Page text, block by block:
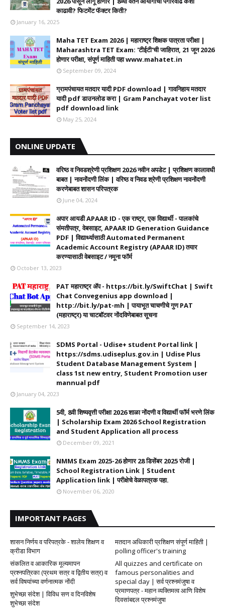
काढावी? फिटमेंट फॅक्टर किती?
January 16, 2025
Maha TET Exam 2026 | महाराष्ट्र शिक्षक पात्रता परीक्षा |
Maharashtra TET Exam: 'टीईटी'ची जाहिरात, 21 जून 2026
होणार परीक्षा, संपूर्ण माहिती पहा www.mahatet.in
September 09, 2024
ग्रामपंचायत मतदार यादी PDF download | गावनिहाय मतदार
यादी pdf डाउनलोड करा | Gram Panchayat voter list
pdf download link
May 25, 2024
ONLINE UPDATE
वरिष्ठ व निवडश्रेणी प्रशिक्षण 2026 नवीन अपडेट | प्रशिक्षण कालावधी‌
बाबत | नावनोंदणी लिंक | वरिष्ठ व निवड श्रेणी प्रशिक्षण नावनोंदणी
करणेबाबत शासन परिपत्रक
June 04, 2024
अपार आयडी APAAR ID - एक राष्ट्र, एक विद्यार्थी - पालकांचे
संमतीपत्र, वेबसाइट, APAAR ID Generation Guidance
PDF | विद्यार्थ्यासाठी Automated Permanent
Academic Account Registry (APAAR ID) तयार
करण्यासाठी वेबसाइट / नमूना फॉर्म
October 13, 2023
PAT महाराष्ट्र ॲप - https://bit.ly/SwiftChat | Swift
Chat Convegenius app download |
http://bit.ly/pat-mh | पायाभूत चाचणीचे गुण PAT
(महाराष्ट्र) या चाटबॉटवर नोंदविणेबाबत सूचना
September 14, 2023
SDMS Portal - Udise+ student Portal link |
https://sdms.udiseplus.gov.in | Udise Plus
Student Database Management System |
class 1st new entry, Student Promotion user
mannual pdf
January 04, 2023
5वी, 8वी शिष्यवृत्ती परीक्षा 2026 शाळा नोंदणी व विद्यार्थी फॉर्म भरणे लिंक
| Scholarship Exam 2026 School Registration
and Student Application all process
December 09, 2021
NMMS Exam 2025-26 होणार 28 डिसेंबर 2025 रोजी |
School Registration Link | Student
Application link | परीक्षेचे वेळापत्रक पहा.
November 06, 2020
IMPORTANT PAGES
शासन निर्णय व परिपत्रके - शालेय शिक्षण व
क्रीडा विभाग
मतदान अधिकारी प्रशिक्षण संपूर्ण माहिती |
polling officer's training
संकलित व आकारिक मूल्यमापन
प्रश्नपत्रिका (प्रथम सत्र व द्वितीय सत्र) व
सर्व विषयांच्या वर्णनात्मक नोंदी
All quizzes and certificate on
famous personalities and
special day | सर्व प्रश्नमंजुषा व
प्रमाणपत्र - महान व्यक्तिमत्व आणि विशेष
दिवसांबद्दल प्रश्नमंजुषा
शुभेच्छा संदेश | विविध सण व दिनविशेष
शुभेच्छा संदेश